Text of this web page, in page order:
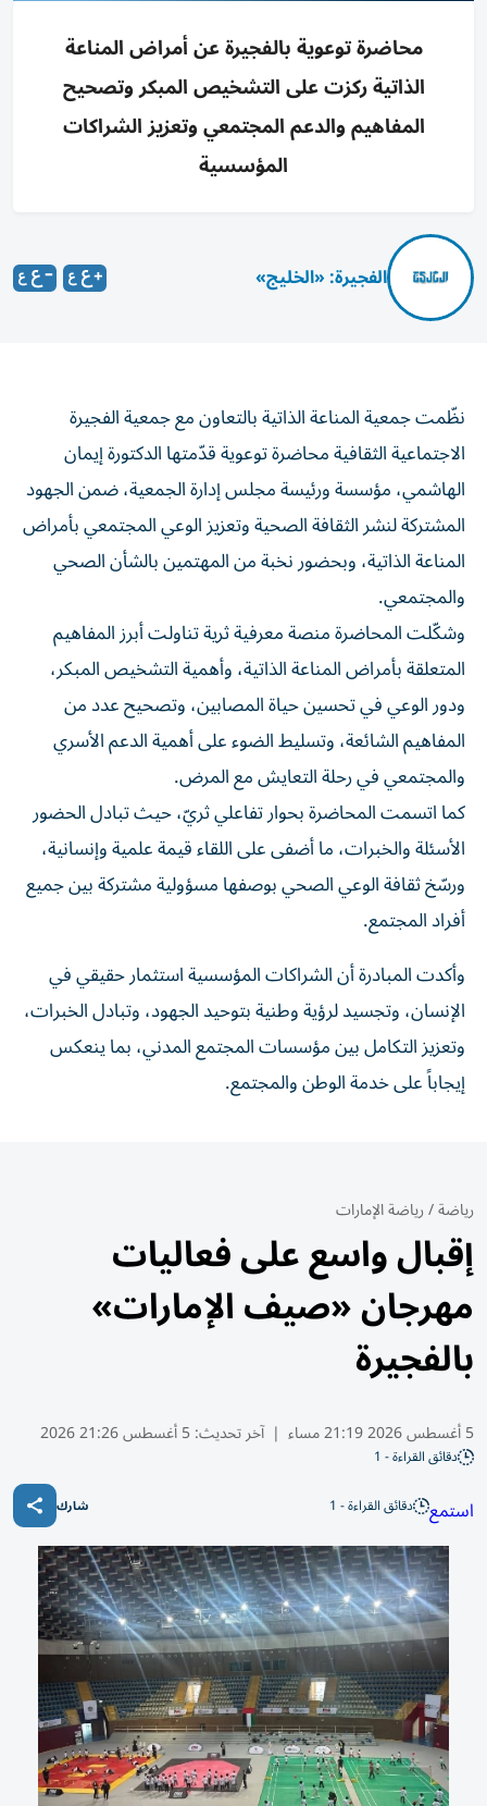
محاضرة توعوية بالفجيرة عن أمراض المناعة
الذاتية ركزت على التشخيص المبكر وتصحيح
المفاهيم والدعم المجتمعي وتعزيز الشراكات
المؤسسية
الفجيرة: «الخليج»
نظّمت جمعية المناعة الذاتية بالتعاون مع جمعية الفجيرة
الاجتماعية الثقافية محاضرة توعوية قدّمتها الدكتورة إيمان
الهاشمي، مؤسسة ورئيسة مجلس إدارة الجمعية، ضمن الجهود
المشتركة لنشر الثقافة الصحية وتعزيز الوعي المجتمعي بأمراض
المناعة الذاتية، وبحضور نخبة من المهتمين بالشأن الصحي
والمجتمعي.
وشكّلت المحاضرة منصة معرفية ثرية تناولت أبرز المفاهيم
المتعلقة بأمراض المناعة الذاتية، وأهمية التشخيص المبكر،
ودور الوعي في تحسين حياة المصابين، وتصحيح عدد من
المفاهيم الشائعة، وتسليط الضوء على أهمية الدعم الأسري
والمجتمعي في رحلة التعايش مع المرض.
كما اتسمت المحاضرة بحوار تفاعلي ثريّ، حيث تبادل الحضور
الأسئلة والخبرات، ما أضفى على اللقاء قيمة علمية وإنسانية،
ورسّخ ثقافة الوعي الصحي بوصفها مسؤولية مشتركة بين جميع
أفراد المجتمع.
وأكدت المبادرة أن الشراكات المؤسسية استثمار حقيقي في
الإنسان، وتجسيد لرؤية وطنية بتوحيد الجهود، وتبادل الخبرات،
وتعزيز التكامل بين مؤسسات المجتمع المدني، بما ينعكس
إيجاباً على خدمة الوطن والمجتمع.
رياضة/رياضة الإمارات
إقبال واسع على فعاليات
مهرجان «صيف الإمارات»
بالفجيرة
5 أغسطس 2026 21:19 مساء | آخر تحديث:5 أغسطس 21:26 2026
دقائق القراءة - 1
استمع دقائق القراءة - 1 شارك